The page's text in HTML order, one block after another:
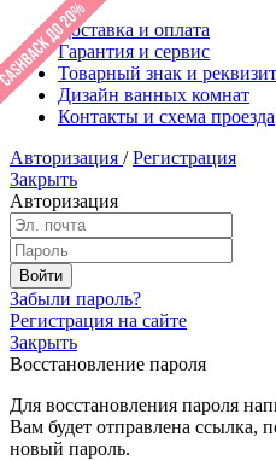
Доставка и оплата
Гарантия и сервис
Товарный знак и
Дизайн ванных комнат
Контакты и схема проезда
Авторизация / Регистрация
Закрыть
Авторизация
Забыли пароль?
Регистрация на сайте
Закрыть
Восстановление пароля
Для восстановления пароля
Вам будет отправлена ссылка,
новый пароль.